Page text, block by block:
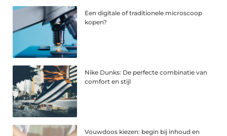
Een digitale of traditionele microscoop
kopen?
Nike Dunks: De perfecte combinatie van
comfort en stijl
Vouwdoos kiezen: begin bij inhoud en